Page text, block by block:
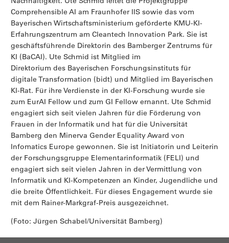
Comprehensible AI am Fraunhofer IIS sowie das vom
Bayerischen Wirtschaftsministerium geförderte KMU-KI-
Erfahrungszentrum am Cleantech Innovation Park. Sie ist
geschäftsführende Direktorin des Bamberger Zentrums für
KI (BaCAI). Ute Schmid ist Mitglied im
Direktorium des Bayerischen Forschungsinstituts für
digitale Transformation (bidt) und Mitglied im Bayerischen
KI-Rat. Für ihre Verdienste in der KI-Forschung wurde sie
zum EurAI Fellow und zum GI Fellow ernannt. Ute Schmid
engagiert sich seit vielen Jahren für die Förderung von
Frauen in der Informatik und hat für die Universität
Bamberg den Minerva Gender Equality Award von
Infomatics Europe gewonnen. Sie ist Initiatorin und Leiterin
der Forschungsgruppe Elementarinformatik (FELI) und
engagiert sich seit vielen Jahren in der Vermittlung von
Informatik und KI-Kompetenzen an Kinder, Jugendliche und
die breite Öffentlichkeit. Für dieses Engagement wurde sie
mit dem Rainer-Markgraf-Preis ausgezeichnet.
(Foto: Jürgen Schabel/Universität Bamberg)